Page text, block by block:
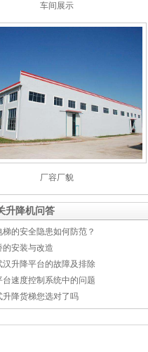
车间展示
厂容厂貌
升降机问答
梯的安全隐患如何防范？
的安装与改造
汉升降平台的故障及排除
台速度控制系统中的问题
升降货梯您选对了吗